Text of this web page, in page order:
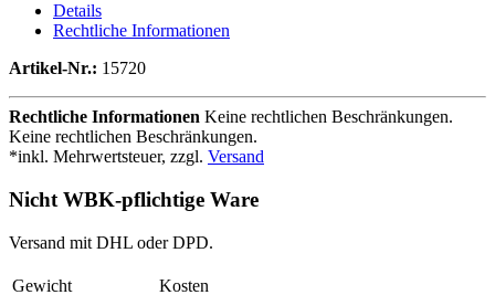
Details
Rechtliche Informationen
Artikel-Nr.: 15720
Rechtliche Informationen Keine rechtlichen Beschränkungen.
Keine rechtlichen Beschränkungen.
*inkl. Mehrwertsteuer, zzgl. Versand
Nicht WBK-pflichtige Ware
Versand mit DHL oder DPD.
Gewicht
Kosten